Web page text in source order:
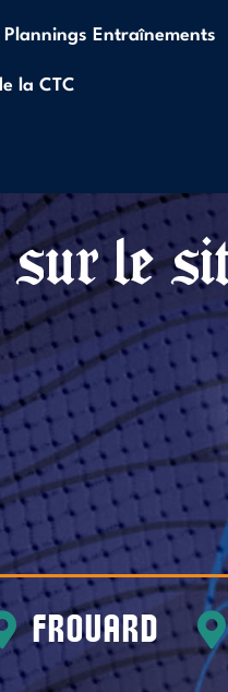
Plannings Entraînements
la CTC
sur le
Frouard